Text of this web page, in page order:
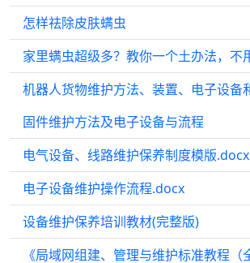
怎样祛除皮肤螨虫
固件维护方法及电子设备与流程
电气设备、线路维护保养制度模版.docx
电子设备维护操作流程.docx
设备维护保养培训教材(完整版)